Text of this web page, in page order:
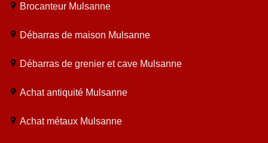
Brocanteur Mulsanne
Débarras de maison Mulsanne
Débarras de grenier et cave Mulsanne
Achat antiquité Mulsanne
Achat métaux Mulsanne